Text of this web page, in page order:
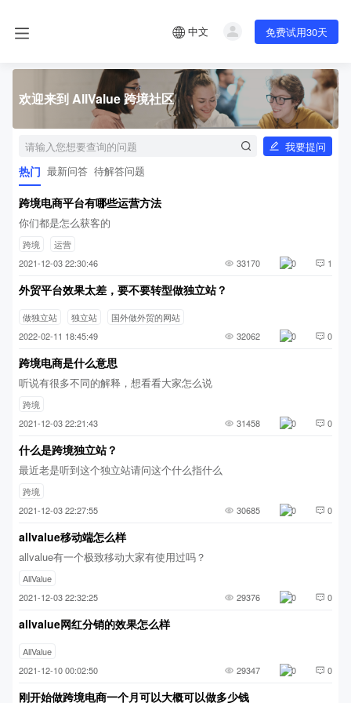
中文 免费试用30天
欢迎来到 AllValue 跨境社区
我要提问
热门 最新问答 待解答问题
跨境电商平台有哪些运营方法
你们都是怎么获客的
跨境
运营
2021-12-03 22:30:46
33170 0 1
外贸平台效果太差，要不要转型做独立站？
做独立站 独立站
国外做外贸的网站
2022-02-11 18:45:49
32062 0 0
跨境电商是什么意思
听说有很多不同的解释，想看看大家怎么说
跨境
2021-12-03 22:21:43
31458 0 0
什么是跨境独立站？
最近老是听到这个独立站请问这个什么指什么
跨境
2021-12-03 22:27:55
30685 0 0
allvalue移动端怎么样
allvalue有一个极致移动大家有使用过吗？
AllValue
2021-12-03 22:32:25
29376 0 0
allvalue网红分销的效果怎么样
AllValue
2021-12-10 00:02:50
29347 0 0
刚开始做跨境电商一个月可以大概可以做多少钱